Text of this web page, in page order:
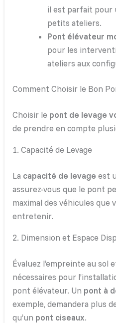
il est parfait pour
petits ateliers.
Pont élévateur
pour les
ateliers aux
Comment Choisir le Bon
Choisir le pont de levage
de prendre en compte
1. Capacité de Levage
La capacité de levage est
assurez-vous que le pont
maximal des véhicules que
entretenir.
2. Dimension et Espace
Évaluez l’empreinte au sol
nécessaires pour
pont élévateur. Un pont à
exemple, demandera plus
qu’un pont ciseaux.